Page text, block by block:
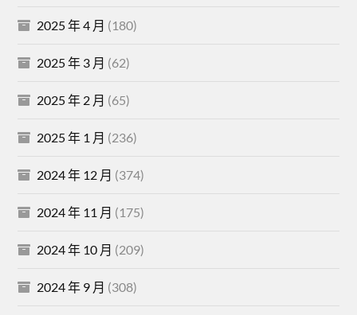
2025 年 4 月 (180)
2025 年 3 月 (62)
2025 年 2 月 (65)
2025 年 1 月 (236)
2024 年 12 月 (374)
2024 年 11 月 (175)
2024 年 10 月 (209)
2024 年 9 月 (308)